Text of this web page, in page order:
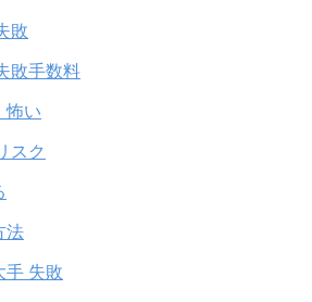
敗
敗手数料
い
スク
法
手 失敗